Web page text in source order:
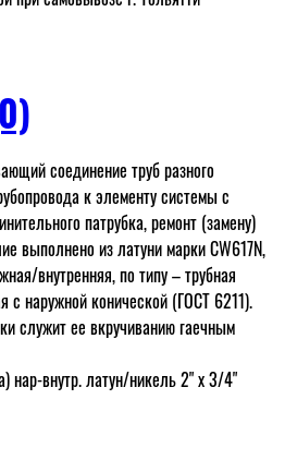
соединение труб разного
к элементу системы с
патрубка, ремонт (замену)
выполнено из латуни марки CW617N,
внутренняя, по типу – трубная
с наружной конической (ГОСТ 6211).
служит ее вкручиванию гаечным
нар-внутр. латун/никель 2" х 3/4"